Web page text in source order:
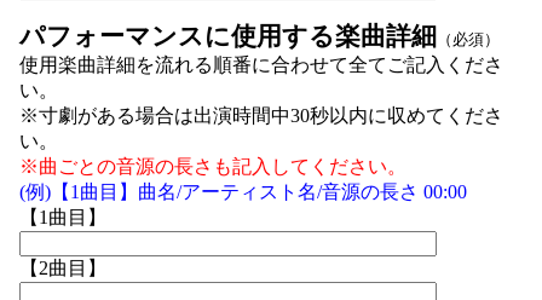
パフォーマンスに使用する楽曲詳細 （必須）
使用楽曲詳細を流れる順番に合わせて全てご記入くださ
い。
※寸劇がある場合は出演時間中30秒以内に収めてくださ
い。
※曲ごとの音源の長さも記入してください。
(例)【1曲目】曲名/アーティスト名/音源の長さ 00:00
【1曲目】
【2曲目】